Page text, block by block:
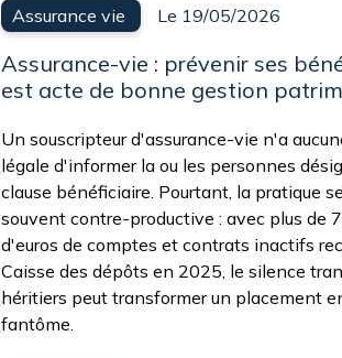
Assurance vie Le 19/05/2026
Assurance-vie : prévenir ses
est acte de bonne gestion
Un souscripteur d'assurance-vie n'a
légale d'informer la ou les personnes
clause bénéficiaire. Pourtant, la pratique
souvent contre-productive : avec plus de
d'euros de comptes et contrats inactifs
Caisse des dépôts en 2025, le silence
héritiers peut transformer un placement
fantôme.